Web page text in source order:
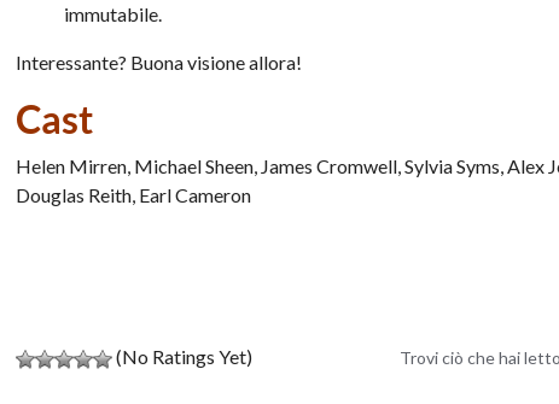
immutabile.
Interessante? Buona visione allora!
Cast
Helen Mirren, Michael Sheen, James Cromwell, Sylvia Syms,
Douglas Reith, Earl Cameron
(No Ratings Yet) Trovi ciò che hai